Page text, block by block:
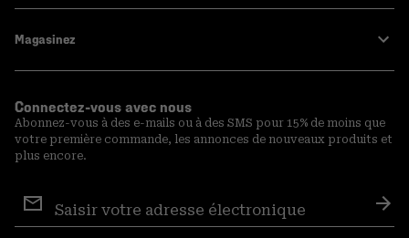
Magasinez
Connectez-vous avec nous
Abonnez-vous à des e-mails ou à des SMS pour 15% de moins que
votre première commande, les annonces de nouveaux produits et
plus encore.
aux
courriels